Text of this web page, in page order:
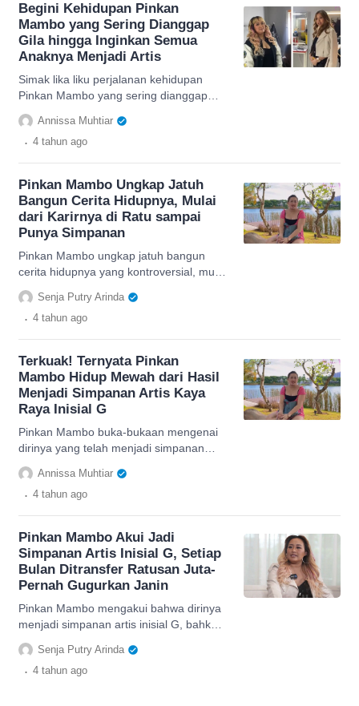
Begini Kehidupan Pinkan
Mambo yang Sering Dianggap
Gila hingga Inginkan Semua
Anaknya Menjadi Artis
Simak lika liku perjalanan kehidupan
Pinkan Mambo yang sering dianggap
gila, cek selengkapnya di sini.
Annissa Muhtiar
. 4 tahun ago
Pinkan Mambo Ungkap Jatuh
Bangun Cerita Hidupnya, Mulai
dari Karirnya di Ratu sampai
Punya Simpanan
Pinkan Mambo ungkap jatuh bangun
cerita hidupnya yang kontroversial, mulai
dari Ratu sampai punya simpanan.
Senja Putry Arinda
. 4 tahun ago
Terkuak! Ternyata Pinkan
Mambo Hidup Mewah dari Hasil
Menjadi Simpanan Artis Kaya
Raya Inisial G
Pinkan Mambo buka-bukaan mengenai
dirinya yang telah menjadi simpanan
artis kaya inisial G sampai bisa hidup
mewah.
Annissa Muhtiar
. 4 tahun ago
Pinkan Mambo Akui Jadi
Simpanan Artis Inisial G, Setiap
Bulan Ditransfer Ratusan Juta-
Pernah Gugurkan Janin
Pinkan Mambo mengakui bahwa dirinya
menjadi simpanan artis inisial G, bahkan
Pinkan Mambo ditransfer uang ratusan
juta setiap bulannya.
Senja Putry Arinda
. 4 tahun ago